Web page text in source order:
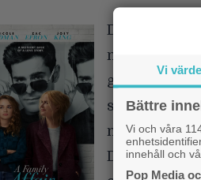
Det är inte
menad att
som ska
minst sagt
Det gamla
Vi
Bättre
Vi och våra
innehåll och
Pop Media